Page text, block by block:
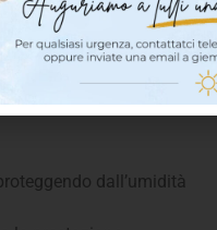
a diverse
di costruzione.
senza gas espandenti
energetica.
dall’umidità